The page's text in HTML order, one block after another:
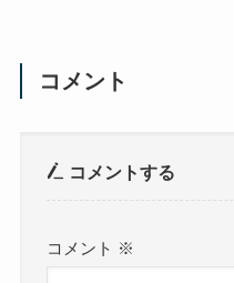
コメント
コメントする
コメント ※